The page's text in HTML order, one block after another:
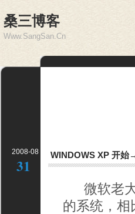
桑三博客
Www.SangSan.Cn
2008-08
31
WINDOWS XP 开始
微软老大
的系统，相